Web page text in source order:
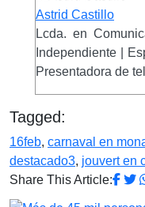
Astrid Castillo
Lcda. en
Independiente |
Presentadora de
Tagged:
16feb, carnaval en
destacado3, jouvert en
Share This Article: